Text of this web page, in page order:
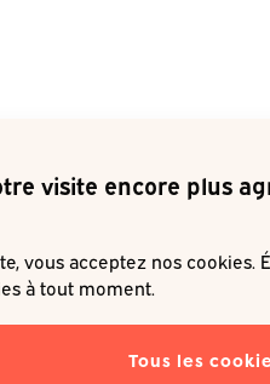
Je souhaite
visite encore plus
vous acceptez nos
à tout moment.
Tous les